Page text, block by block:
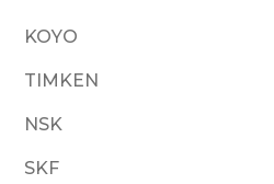
KOYO
TIMKEN
NSK
SKF